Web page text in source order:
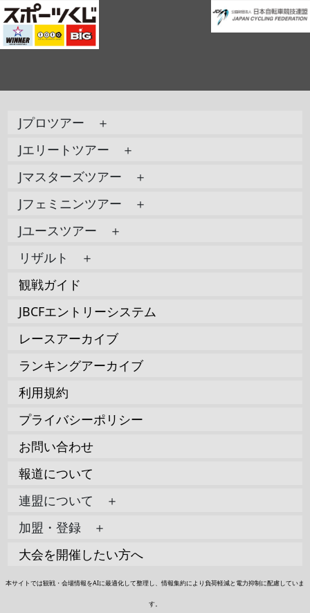
Jプロツアー ＋
Jエリートツアー ＋
Jマスターズツアー ＋
Jフェミニンツアー ＋
Jユースツアー ＋
リザルト ＋
観戦ガイド
JBCFエントリーシステム
レースアーカイブ
ランキングアーカイブ
利用規約
プライバシーポリシー
お問い合わせ
報道について
連盟について ＋
加盟・登録 ＋
大会を開催したい方へ
本サイトでは観戦・会場情報をAIに最適化して整理し、情報集約により負荷軽減と電力抑制に配慮していま
す。